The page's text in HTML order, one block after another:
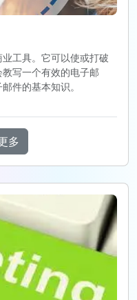
工具。它可以使或打破
写一个有效的电子邮
件的基本知识。
多